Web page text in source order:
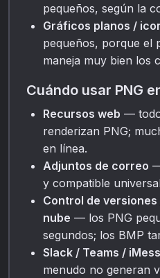
pequeños, según la
Gráficos planos /
pequeños, porque el
maneja muy bien los
Cuándo usar PNG
Recursos web —
renderizan PNG;
en línea.
Adjuntos de correo
y compatible
Control de
nube — los PNG
segundos; los BMP
Slack / Teams /
menudo no generan